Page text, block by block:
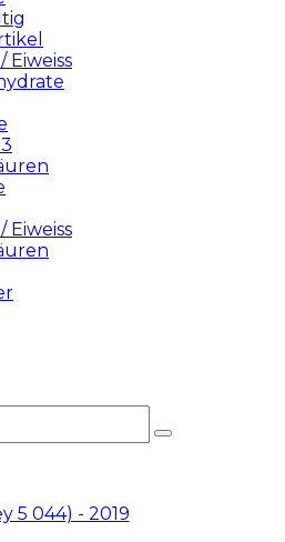
Eiweiss
Eiweiss
5 044) - 2019